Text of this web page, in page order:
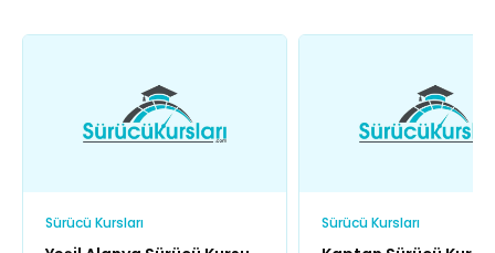
Sürücü Kursları Sürücü Kursları